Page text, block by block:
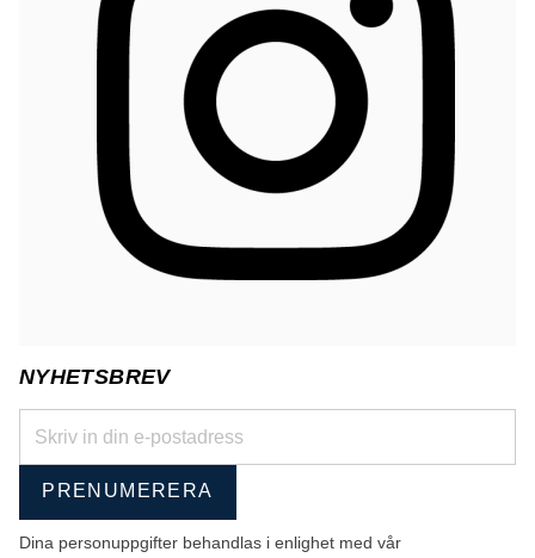
NYHETSBREV
PRENUMERERA
Dina personuppgifter behandlas i enlighet med vår